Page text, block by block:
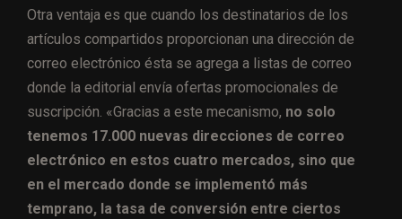
Otra ventaja es que cuando los destinatarios de los
artículos compartidos proporcionan una dirección de
correo electrónico ésta se agrega a listas de correo
donde la editorial envía ofertas promocionales de
suscripción. «Gracias a este mecanismo, no solo
tenemos 17.000 nuevas direcciones de correo
electrónico en estos cuatro mercados, sino que
en el mercado donde se implementó más
temprano, la tasa de conversión entre ciertos